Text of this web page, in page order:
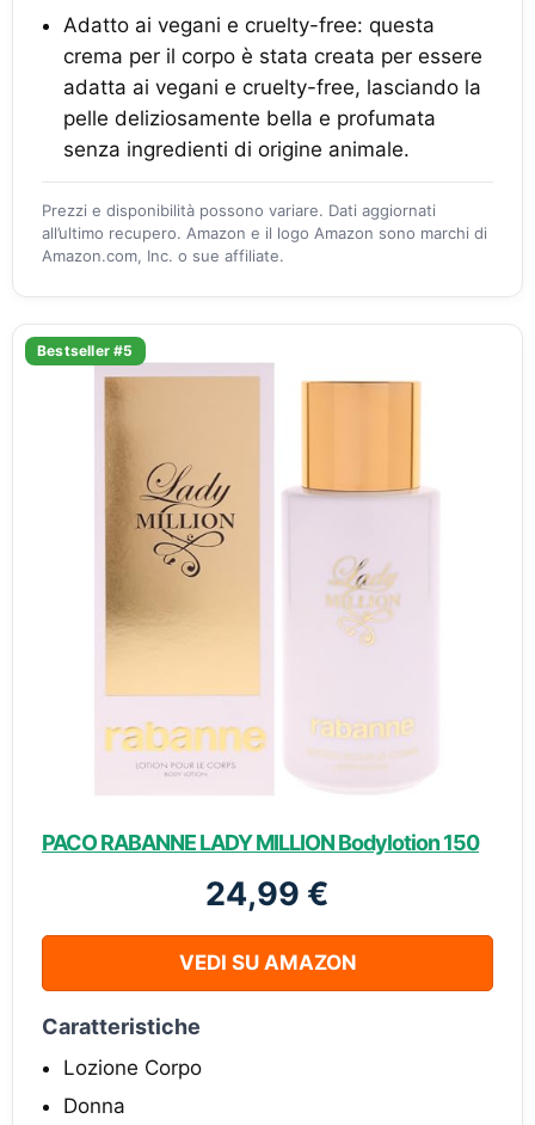
Adatto ai vegani e cruelty-free: questa
crema per il corpo è stata creata per essere
adatta ai vegani e cruelty-free, lasciando la
pelle deliziosamente bella e profumata
senza ingredienti di origine animale.
Prezzi e disponibilità possono variare. Dati aggiornati
all’ultimo recupero. Amazon e il logo Amazon sono marchi di
Amazon.com, Inc. o sue affiliate.
Bestseller #5
PACO RABANNE LADY MILLION Bodylotion 150
24,99 €
VEDI SU AMAZON
Caratteristiche
Lozione Corpo
Donna